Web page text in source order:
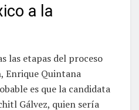
a la
las etapas del proceso
Enrique Quintana
es que la candidata
Gálvez, quien sería